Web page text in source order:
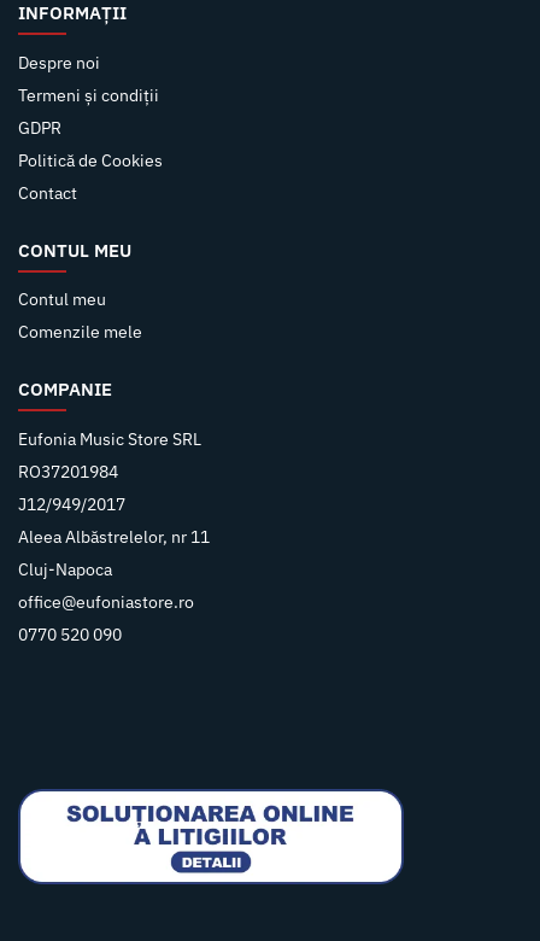
INFORMAȚII
Despre noi
Termeni și condiții
GDPR
Politică de Cookies
Contact
CONTUL MEU
Contul meu
Comenzile mele
COMPANIE
Eufonia Music Store SRL
RO37201984
J12/949/2017
Aleea Albăstrelelor, nr 11
Cluj-Napoca
office@eufoniastore.ro
0770 520 090